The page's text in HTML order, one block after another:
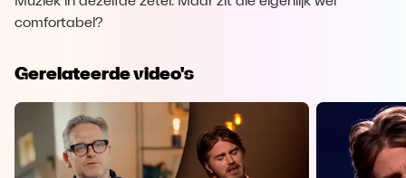
comfortabel?
Gerelateerde video's